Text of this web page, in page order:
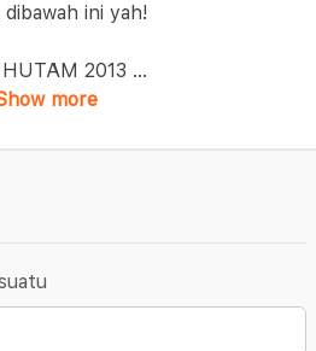
ini yah!
2013 ...
more